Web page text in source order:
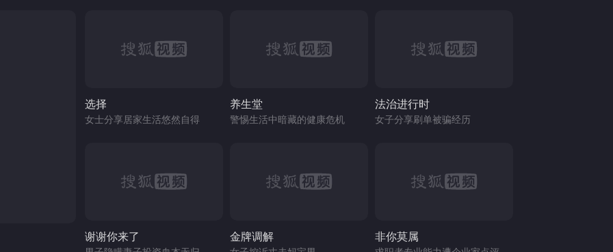
选择
女士分享居家生活悠然自得
养生堂
警惕生活中暗藏的健康危机
法治进行时
女子分享刷单被骗经历
谢谢你来了 金牌调解 非你莫属